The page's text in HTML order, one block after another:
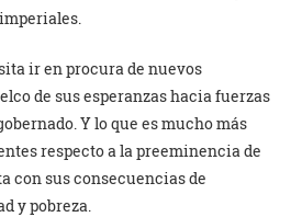
ir en procura de nuevos
de sus esperanzas hacia fuerzas
Y lo que es mucho más
respecto a la preeminencia de
con sus consecuencias de
y pobreza.